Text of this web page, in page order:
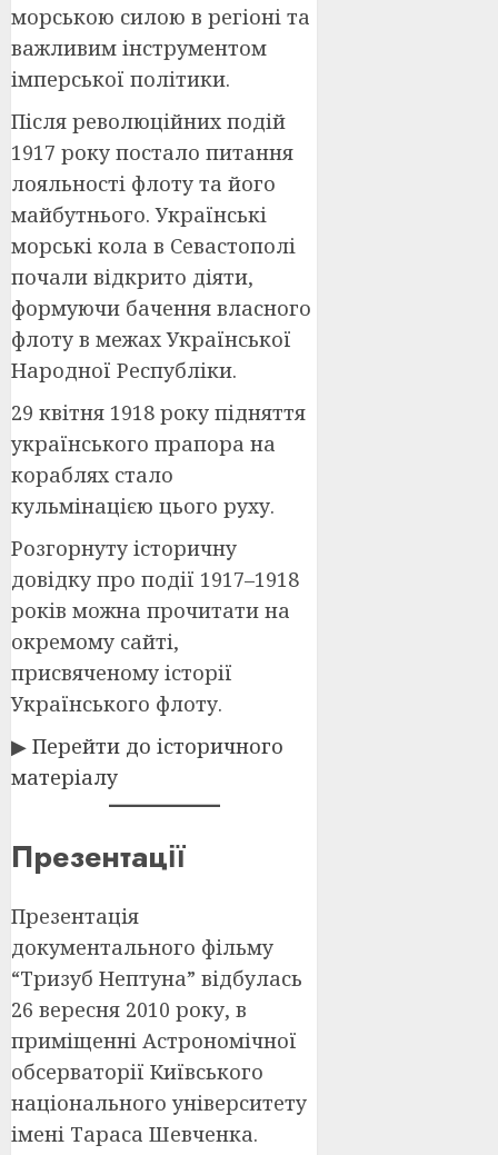
морською силою в регіоні та
важливим інструментом
імперської політики.
Після революційних подій
1917 року постало питання
лояльності флоту та його
майбутнього. Українські
морські кола в Севастополі
почали відкрито діяти,
формуючи бачення власного
флоту в межах Української
Народної Республіки.
29 квітня 1918 року підняття
українського прапора на
кораблях стало
кульмінацією цього руху.
Розгорнуту історичну
довідку про події 1917–1918
років можна прочитати на
окремому сайті,
присвяченому історії
Українського флоту.
▶ Перейти до історичного
матеріалу
Презентації
Презентацiя
документального фiльму
“Тризуб Нептуна” відбулась
26 вересня 2010 року, в
приміщенні Астрономічної
обсерваторії Київського
національного університету
імені Тараса Шевченка.